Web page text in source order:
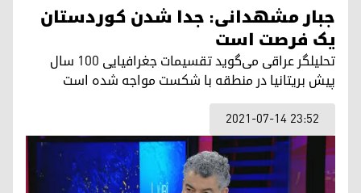
جبار مشهدانی: جدا شدن کوردستان
یک فرصت است
تحلیلگر عراقی می‌گوید تقسیمات جغرافیایی ۱۰۰ سال
پیش بریتانیا در منطقه با شکست مواجه شده است
2021-07-14 23:52